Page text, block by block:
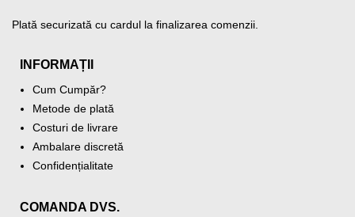
Plată securizată cu cardul la finalizarea comenzii.
INFORMAȚII
Cum Cumpăr?
Metode de plată
Costuri de livrare
Ambalare discretă
Confidențialitate
COMANDA DVS.